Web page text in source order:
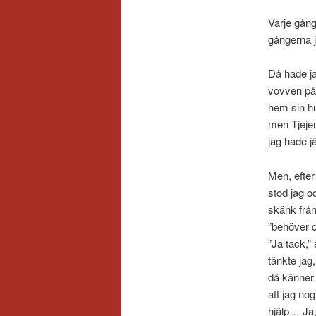
Varje
gångerna
Då hade
vovven
hem sin
men
jag hade
Men,
stod jag
skänk
”behöver
”Ja
tänkte
då
att jag
hjälp…